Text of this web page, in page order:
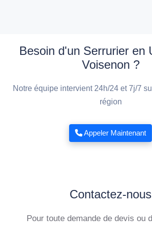
Besoin d'un Serrurier en
Voisenon ?
Notre équipe intervient 24h/24 et 7j/7
région
Appeler Maintenant
Contactez-nous
Pour toute demande de devis ou